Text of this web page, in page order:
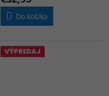
Do košíka
VÝPREDAJ